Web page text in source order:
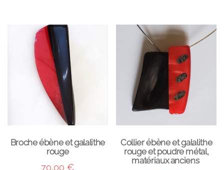
Broche ébène et galalithe
rouge
70,00 €
Collier ébène et galalithe
rouge et poudre métal,
matériaux anciens